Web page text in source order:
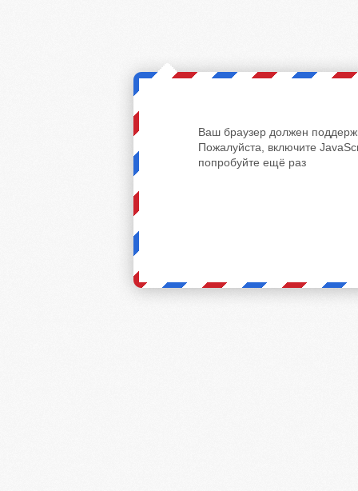
Ваш браузер должен
Пожалуйста, включите
попробуйте ещё раз